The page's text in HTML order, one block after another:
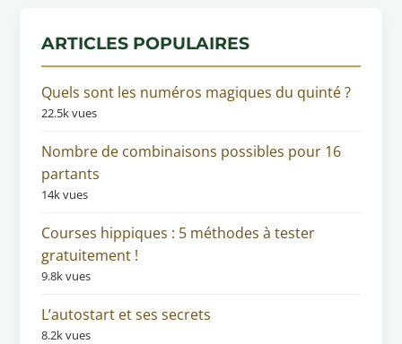
ARTICLES POPULAIRES
Quels sont les numéros magiques du quinté ?
22.5k vues
Nombre de combinaisons possibles pour 16
partants
14k vues
Courses hippiques : 5 méthodes à tester
gratuitement !
9.8k vues
L’autostart et ses secrets
8.2k vues